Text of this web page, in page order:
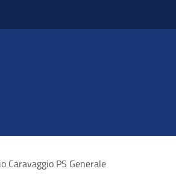
Caravaggio PS Generale